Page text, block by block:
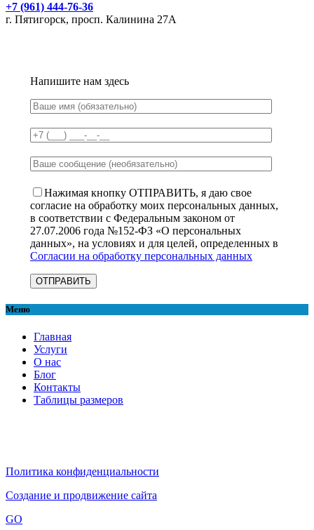
+7 (961) 444-76-36
г. Пятигорск, просп. Калинина 27А
Напишите нам здесь
Нажимая кнопку ОТПРАВИТЬ, я даю свое
согласие на обработку моих персональных данных,
в соответствии с Федеральным законом от
27.07.2006 года №152-ФЗ «О персональных
данных», на условиях и для целей, определенных в
Согласии на обработку персональных данных
Меню
Главная
Услуги
О нас
Блог
Контакты
Таблицы размеров
Политика конфиденциальности
Создание и продвижение сайта
GO